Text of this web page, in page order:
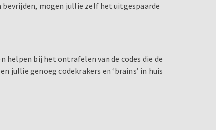
bevrijden, mogen jullie zelf het uitgespaarde
helpen bij het ontrafelen van de codes die de
jullie genoeg codekrakers en ‘brains’ in huis